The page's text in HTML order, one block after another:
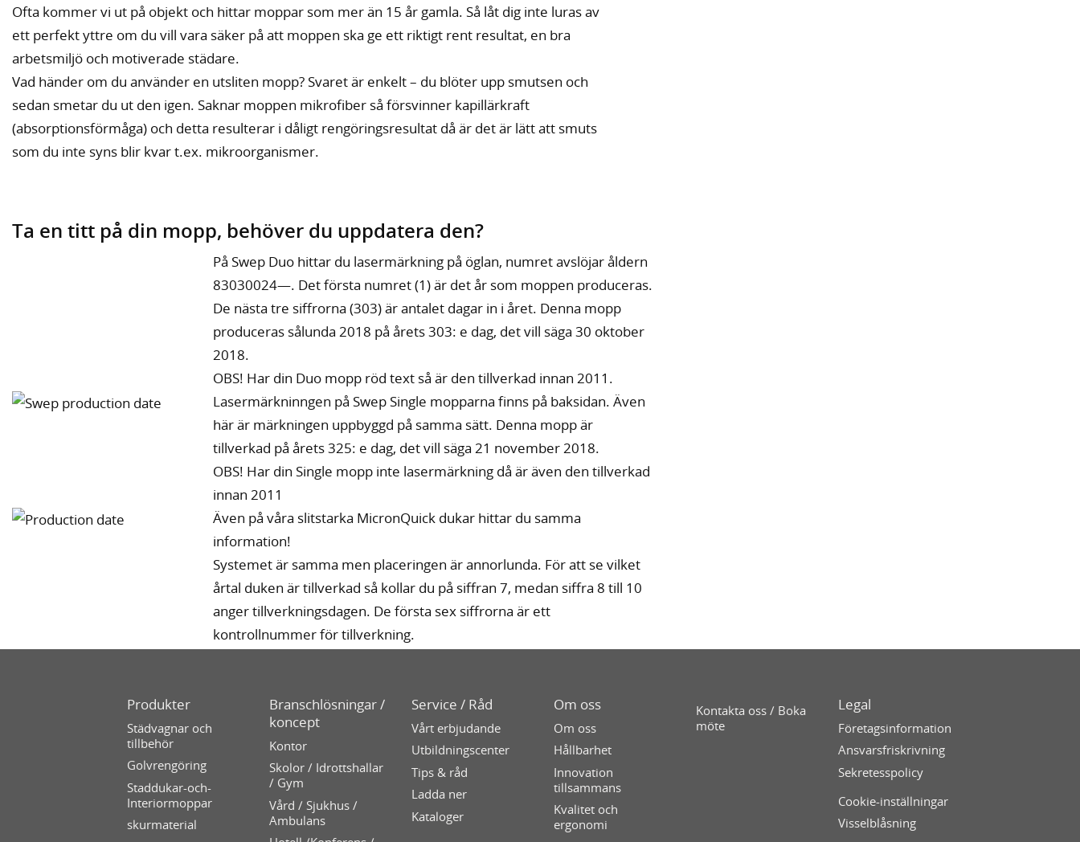
Ofta kommer vi ut på objekt och hittar moppar som mer än 15 år gamla. Så låt dig inte luras av
ett perfekt yttre om du vill vara säker på att moppen ska ge ett riktigt rent resultat, en bra
arbetsmiljö och motiverade städare.
Vad händer om du använder en utsliten mopp? Svaret är enkelt – du blöter upp smutsen och
sedan smetar du ut den igen. Saknar moppen mikrofiber så försvinner kapillärkraft
(absorptionsförmåga) och detta resulterar i dåligt rengöringsresultat då är det är lätt att smuts
som du inte syns blir kvar t.ex. mikroorganismer.
Ta en titt på din mopp, behöver du uppdatera den?
På Swep Duo hittar du lasermärkning på öglan, numret avslöjar åldern
83030024—. Det första numret (1) är det år som moppen produceras.
De nästa tre siffrorna (303) är antalet dagar in i året. Denna mopp
produceras sålunda 2018 på årets 303: e dag, det vill säga 30 oktober
2018.
OBS! Har din Duo mopp röd text så är den tillverkad innan 2011.
Lasermärkninngen på Swep Single mopparna finns på baksidan. Även
här är märkningen uppbyggd på samma sätt. Denna mopp är
tillverkad på årets 325: e dag, det vill säga 21 november 2018.
OBS! Har din Single mopp inte lasermärkning då är även den tillverkad
innan 2011
Även på våra slitstarka MicronQuick dukar hittar du samma
information!
Systemet är samma men placeringen är annorlunda. För att se vilket
årtal duken är tillverkad så kollar du på siffran 7, medan siffra 8 till 10
anger tillverkningsdagen. De första sex siffrorna är ett
kontrollnummer för tillverkning.
Produkter
Städvagnar och
tillbehör
Golvrengöring
Staddukar-och-
Interiormoppar
skurmaterial
Branschlösningar /
koncept
Kontor
Skolor / Idrottshallar
/ Gym
Vård / Sjukhus /
Ambulans
Service / Råd
Vårt erbjudande
Utbildningscenter
Tips & råd
Ladda ner
Kataloger
Om oss
Om oss
Hållbarhet
Innovation
tillsammans
Kvalitet och
ergonomi
Kontakta oss / Boka
möte
Legal
Företagsinformation
Ansvarsfriskrivning
Sekretesspolicy
Cookie-inställningar
Visselblåsning